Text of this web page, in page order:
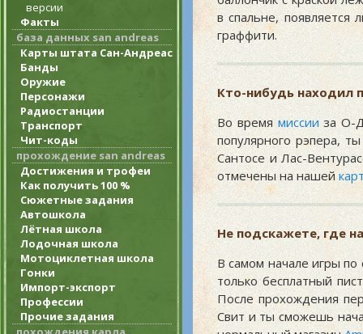
версии
Факты
база данных san andreas
Карты штата Сан-Андреас
Банды
Оружие
Персонажи
Радиостанции
Транспорт
Чит-коды
прохождение san andreas
Достижения и трофеи
Как получить 100 %
Сюжетные задания
Автошкола
Лётная школа
Лодочная школа
Мотоциклетная школа
Гонки
Импорт-экспорт
Профессии
Прочие задания
в спальне,
граффити.
Кто-нибудь находил
Во времямиссииза О-
популярного рэпера,
Сантосе и Лас-
отмечены на нашей
Не подскажете, где
В самом начале игры
только бесплатный
После прохождения
Свит и ты сможешь